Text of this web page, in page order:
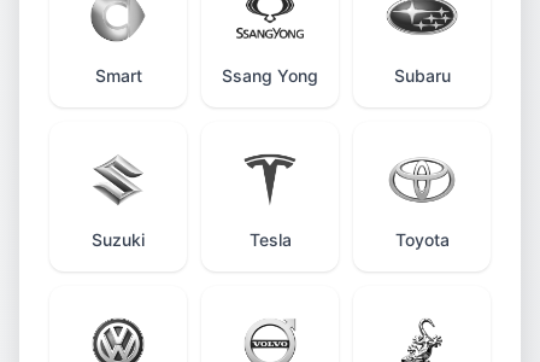
Smart Ssang Yong Subaru
Suzuki Tesla Toyota